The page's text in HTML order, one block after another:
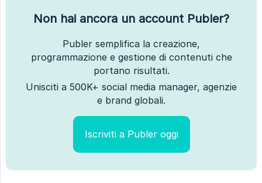
Non hai ancora un account Publer?
Publer semplifica la creazione,
programmazione e gestione di contenuti che
portano risultati.
Unisciti a 500K+ social media manager, agenzie
e brand globali.
Iscriviti a Publer oggi